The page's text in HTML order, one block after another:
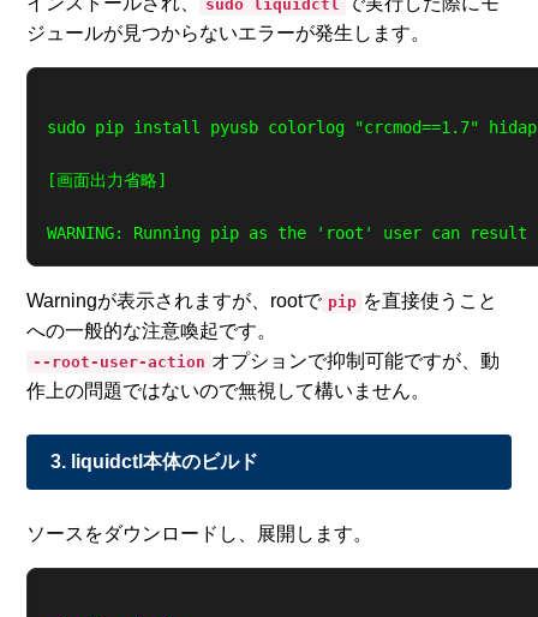
sudo liquidctl
ジュールが見つからないエラーが発生します。
sudo pip install pyusb colorlog "crcmod==1.7"
[画面出力省略]
Warningが表示されますが、rootで pip を直接使うこと
への一般的な注意喚起です。
--root-user-action オプションで抑制可能ですが、動
作上の問題ではないので無視して構いません。
3. liquidctl本体のビルド
ソースをダウンロードし、展開します。